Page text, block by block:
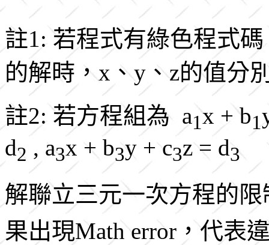
註1: 若程式有綠色程式
的解時，x、y、z的值分
註2: 若方程組為 a1x + b1
d2 , a3x + b3y + c3z = d3
解聯立三元一次方程的
果出現Math error，代表